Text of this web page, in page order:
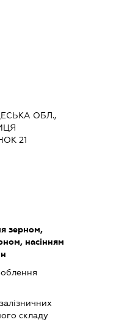
ОБЛ.,
21
зерном,
насінням
складу